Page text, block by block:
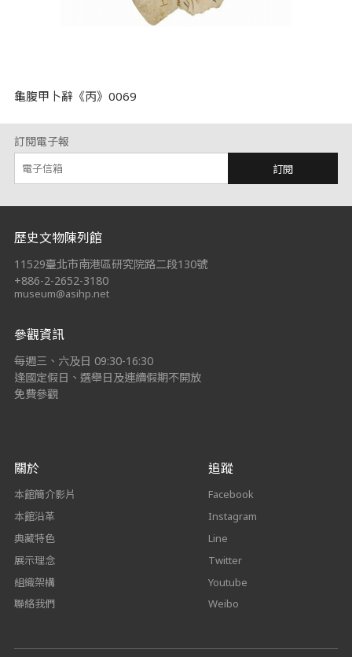
龜腹甲卜辭《丙》0069
訂閱電子報
訂閱
歷史文物陳列館
11529臺北市南港區研究院路二段130號
+886-2-2652-3180
museum@asihp.net
參觀資訊
每週三、六及日 09:30-16:30
逢國定假日、選舉日及連續假期不開放
免費參觀
關於
本館簡介影片
本館沿革
典藏特色
展示理念
組織架構
聯絡我們
追蹤
Facebook
Instagram
Line
Twitter
Youtube
Weibo